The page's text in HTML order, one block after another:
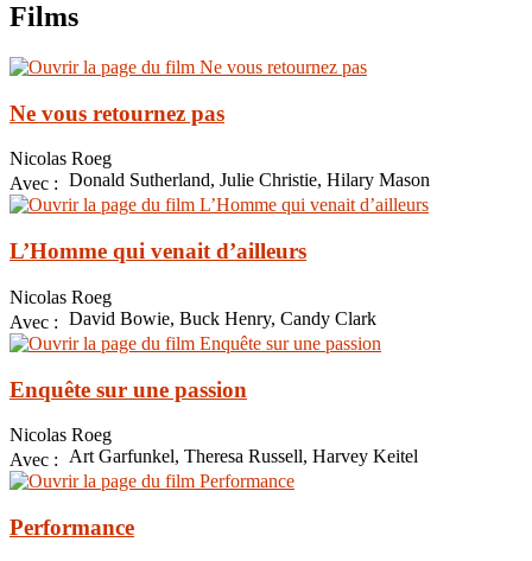
Films
Ne vous retournez pas
Nicolas Roeg
Avec : Donald Sutherland, Julie Christie, Hilary Mason
L’Homme qui venait d’ailleurs
Nicolas Roeg
Avec : David Bowie, Buck Henry, Candy Clark
Enquête sur une passion
Nicolas Roeg
Avec :
Art Garfunkel, Theresa Russell, Harvey Keitel
Performance